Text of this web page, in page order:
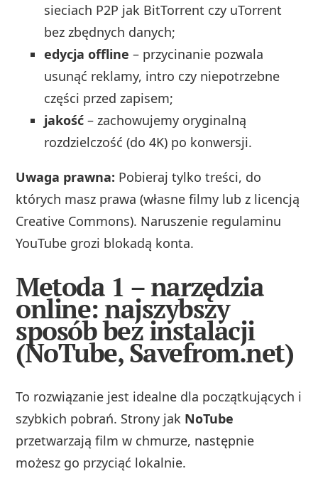
sieciach P2P jak BitTorrent czy uTorrent
bez zbędnych danych;
edycja offline – przycinanie pozwala
usunąć reklamy, intro czy niepotrzebne
części przed zapisem;
jakość – zachowujemy oryginalną
rozdzielczość (do 4K) po konwersji.
Uwaga prawna: Pobieraj tylko treści, do
których masz prawa (własne filmy lub z licencją
Creative Commons). Naruszenie regulaminu
YouTube grozi blokadą konta.
Metoda 1 – narzędzia
online: najszybszy
sposób bez instalacji
(NoTube, Savefrom.net)
To rozwiązanie jest idealne dla początkujących i
szybkich pobrań. Strony jak NoTube
przetwarzają film w chmurze, następnie
możesz go przyciąć lokalnie.